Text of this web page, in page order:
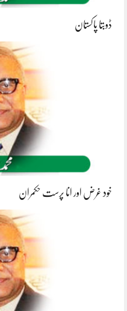
ڈوبتا پاکستان
خود غرض اور انا پرست حکمران